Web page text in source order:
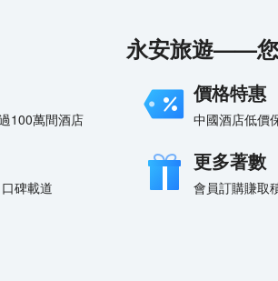
永安旅遊——您
100萬間酒店
價格特惠
中國酒店低價
碑載道
更多著數
會員訂購賺取